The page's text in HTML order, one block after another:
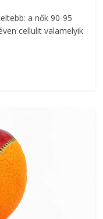
a nők 90-95
cellulit valamelyik